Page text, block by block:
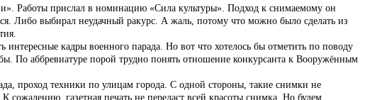
Работы прислал в номинацию «Сила культуры». Подход к снимаемому он
Либо выбирал неудачный ракурс. А жаль, потому что можно было сделать из
кадры военного парада. Но вот что хотелось бы отметить по поводу
По аббревиатуре порой трудно понять отношение конкурсанта к Вооружённым
проход техники по улицам города. С одной стороны, такие снимки не
газетная печать не передаст всей красоты снимка. Но будем